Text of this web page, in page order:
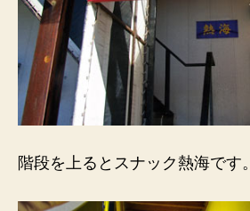
階段を上るとスナック熱海です。